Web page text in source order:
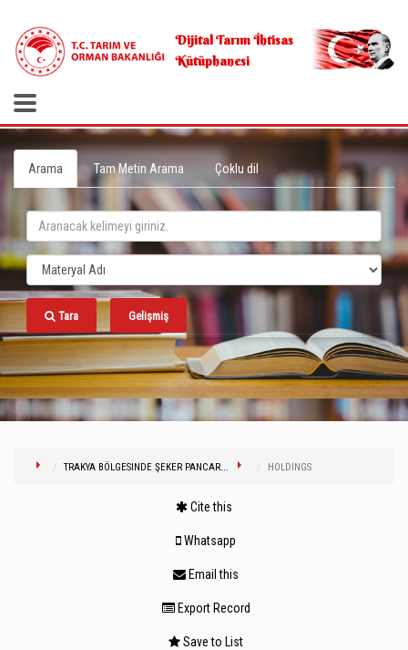
Dijital Tarım İhtisas
Kütüphanesi
Arama Tam Metin Arama Çoklu dil
Tara Gelişmiş
TRAKYA BÖLGESINDE ŞEKER PANCAR... HOLDINGS
Cite this
Whatsapp
Email this
Export Record
Save to List